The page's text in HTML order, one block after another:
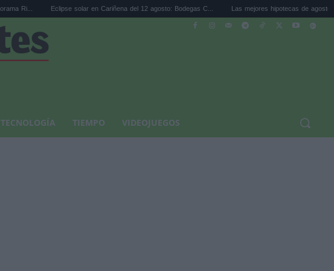
Eclipse solar en Cariñena del 12 agosto: Bodegas C... Las mejores hipotecas de agosto: el TAE más
TECNOLOGÍA TIEMPO VIDEOJUEGOS